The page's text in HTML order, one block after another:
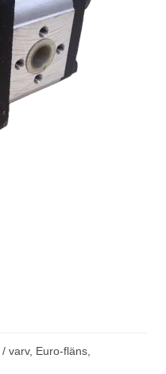
varv, Euro-fläns,